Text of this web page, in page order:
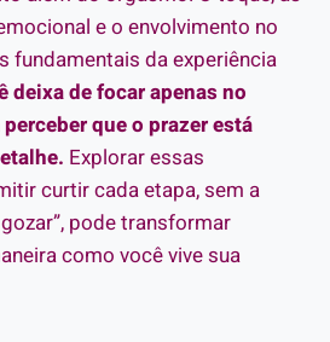
e o envolvimento no
fundamentais da experiência
deixa de focar apenas no
que o prazer está
Explorar essas
curtir cada etapa, sem a
pode transformar
como você vive sua